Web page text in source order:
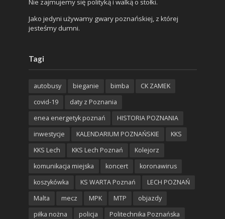
Nie zajmujemy się polityką i walką o stołki.
Jako jedyni używamy gwary poznańskiej, z której
jesteśmy dumni.
Tagi
autobusy bieganie bimba
CK ZAMEK
covid-19
daty z Poznania
enea energetyk poznań
HISTORIA POZNANIA
inwestycje
KALENDARIUM POZNAŃSKIE
KKS
KKS Lech
KKS Lech Poznań
Kolejorz
komunikacja miejska
koncert
koronawirus
koszykówka
KS WARTA Poznań
LECH POZNAŃ
Malta
mecz MPK MTP
objazdy
piłka nożna
policja Politechnika Poznańska